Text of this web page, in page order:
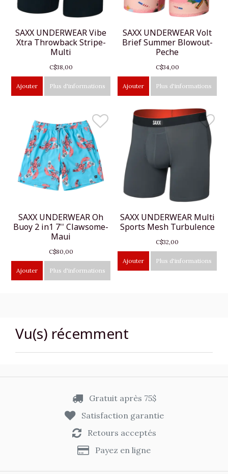
SAXX UNDERWEAR Vibe
Xtra Throwback Stripe-
Multi
C$38,00
Ajouter Plus d'informations
SAXX UNDERWEAR Volt
Brief Summer Blowout-
Peche
C$34,00
Ajouter Plus d'informations
SAXX UNDERWEAR Oh
Buoy 2 in1 7'' Clawsome-
Maui
C$80,00
Ajouter Plus d'informations
SAXX UNDERWEAR Multi
Sports Mesh Turbulence
C$32,00
Ajouter Plus d'informations
Vu(s) récemment
Gratuit après 75$
Satisfaction garantie
Retours acceptés
Payez en ligne